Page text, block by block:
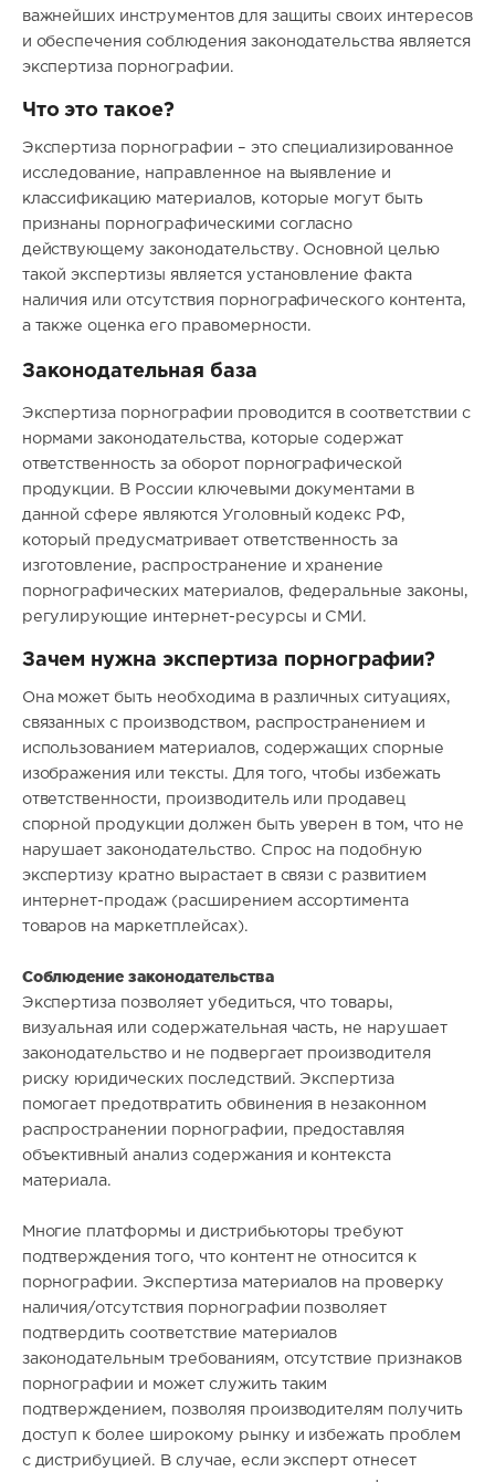
важнейших инструментов для защиты своих интересов
и обеспечения соблюдения законодательства является
экспертиза порнографии.
Что это такое?
Экспертиза порнографии – это специализированное
исследование, направленное на выявление и
классификацию материалов, которые могут быть
признаны порнографическими согласно
действующему законодательству. Основной целью
такой экспертизы является установление факта
наличия или отсутствия порнографического контента,
а также оценка его правомерности.
Законодательная база
Экспертиза порнографии проводится в соответствии с
нормами законодательства, которые содержат
ответственность за оборот порнографической
продукции. В России ключевыми документами в
данной сфере являются Уголовный кодекс РФ,
который предусматривает ответственность за
изготовление, распространение и хранение
порнографических материалов, федеральные законы,
регулирующие интернет-ресурсы и СМИ.
Зачем нужна экспертиза порнографии?
Она может быть необходима в различных ситуациях,
связанных с производством, распространением и
использованием материалов, содержащих спорные
изображения или тексты. Для того, чтобы избежать
ответственности, производитель или продавец
спорной продукции должен быть уверен в том, что не
нарушает законодательство. Спрос на подобную
экспертизу кратно вырастает в связи с развитием
интернет-продаж (расширением ассортимента
товаров на маркетплейсах).
Соблюдение законодательства
Экспертиза позволяет убедиться, что товары,
визуальная или содержательная часть, не нарушает
законодательство и не подвергает производителя
риску юридических последствий. Экспертиза
помогает предотвратить обвинения в незаконном
распространении порнографии, предоставляя
объективный анализ содержания и контекста
материала.
Многие платформы и дистрибьюторы требуют
подтверждения того, что контент не относится к
порнографии. Экспертиза материалов на проверку
наличия/отсутствия порнографии позволяет
подтвердить соответствие материалов
законодательным требованиям, отсутствие признаков
порнографии и может служить таким
подтверждением, позволяя производителям получить
доступ к более широкому рынку и избежать проблем
с дистрибуцией. В случае, если эксперт отнесет